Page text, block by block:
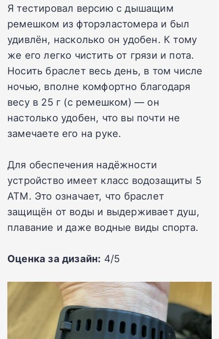
Я тестировал версию с дышащим
ремешком из фторэластомера и был
удивлён, насколько он удобен. К тому
же его легко чистить от грязи и пота.
Носить браслет весь день, в том числе
ночью, вполне комфортно благодаря
весу в 25 г (с ремешком) — он
настолько удобен, что вы почти не
замечаете его на руке.
Для обеспечения надёжности
устройство имеет класс водозащиты 5
ATM. Это означает, что браслет
защищён от воды и выдерживает душ,
плавание и даже водные виды спорта.
Оценка за дизайн: 4/5